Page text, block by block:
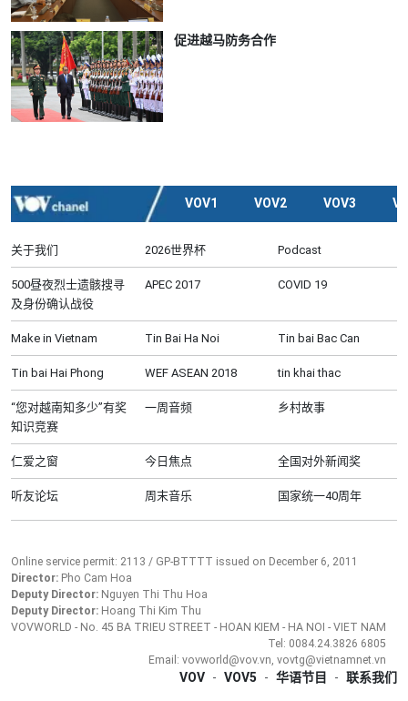
促进越马防务合作
VOV1 VOV2 VOV3
关于我们 2026世界杯 Podcast
500昼夜烈士遗骸搜寻
及身份确认战役
APEC 2017 COVID 19
Make in Vietnam Tin Bai Ha Noi Tin bai Bac Can
Tin bai Hai Phong WEF ASEAN 2018 tin khai thac
“您对越南知多少”有奖
知识竞赛
一周音频 乡村故事
仁爱之窗 今日焦点 全国对外新闻奖
听友论坛 周末音乐 国家统一40周年
Online service permit: 2113 / GP-BTTTT issued on December 6, 2011
Director: Pho Cam Hoa
Deputy Director: Nguyen Thi Thu Hoa
Deputy Director: Hoang Thi Kim Thu
VOVWORLD - No. 45 BA TRIEU STREET - HOAN KIEM - HA NOI - VIET NAM
Tel: 0084.24.3826 6805
Email: vovworld@vov.vn, vovtg@vietnamnet.vn
VOV - VOV5 - 华语节目 - 联系我们